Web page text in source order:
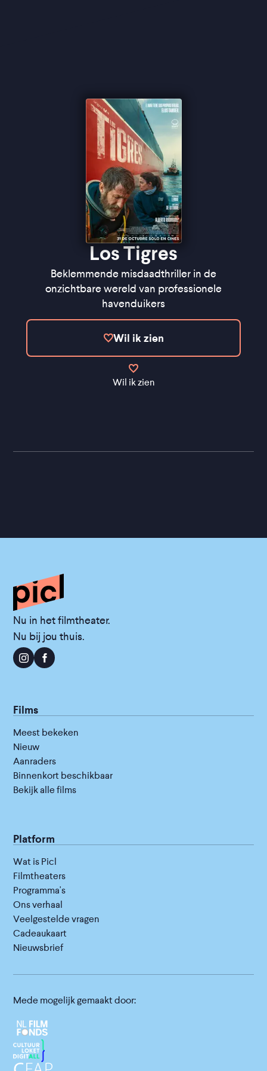
Los Tigres
Beklemmende misdaadthriller in de
onzichtbare wereld van professionele
havenduikers
Wil ik zien
Wil ik zien
Nu in het filmtheater.
Nu bij jou thuis.
Films
Meest bekeken
Nieuw
Aanraders
Binnenkort beschikbaar
Bekijk alle films
Platform
Wat is Picl
Filmtheaters
Programma's
Ons verhaal
Veelgestelde vragen
Cadeaukaart
Nieuwsbrief
Mede mogelijk gemaakt door: